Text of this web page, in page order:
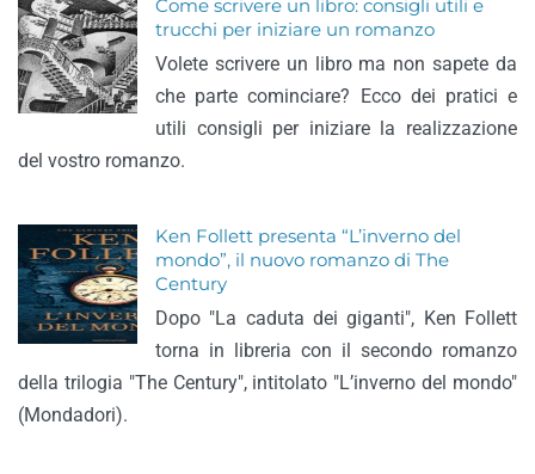
Come scrivere un libro: consigli utili e
trucchi per iniziare un romanzo
Volete scrivere un libro ma non sapete da
che parte cominciare? Ecco dei pratici e
utili consigli per iniziare la realizzazione
del vostro romanzo.
Ken Follett presenta “L’inverno del
mondo”, il nuovo romanzo di The
Century
Dopo "La caduta dei giganti", Ken Follett
torna in libreria con il secondo romanzo
della trilogia "The Century", intitolato "L’inverno del mondo"
(Mondadori).